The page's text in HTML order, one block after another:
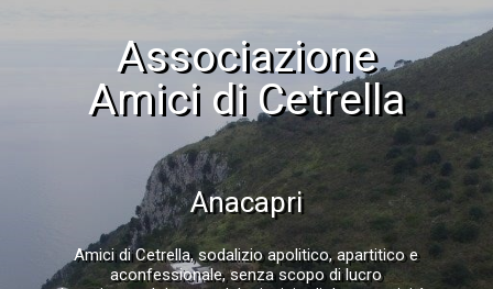
Associazione
Amici di Cetrella
Anacapri
Amici di Cetrella, sodalizio apolitico, apartitico e
aconfessionale, senza scopo di lucro